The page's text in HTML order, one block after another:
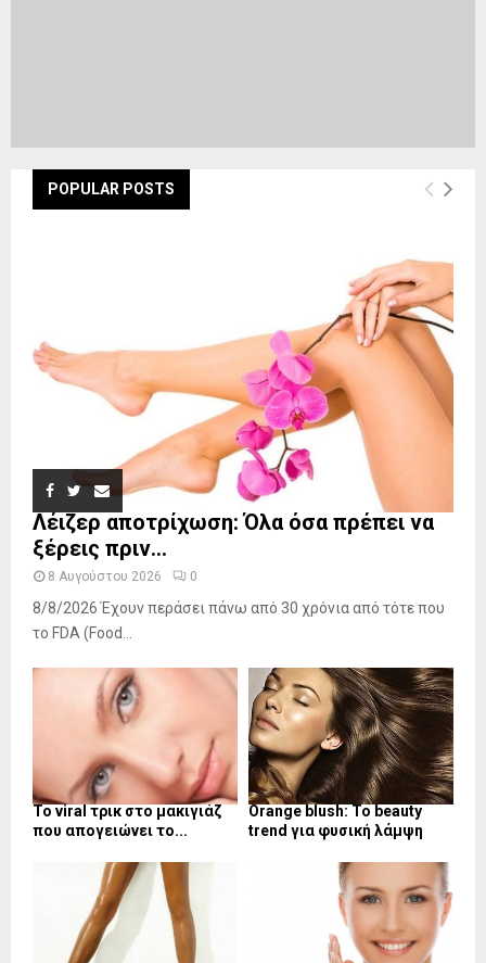
POPULAR POSTS
Λέιζερ αποτρίχωση: Όλα όσα πρέπει να
ξέρεις πριν...
8 Αυγούστου 2026 0
8/8/2026 Έχουν περάσει πάνω από 30 χρόνια από τότε που
το FDA (Food...
Το viral τρικ στο μακιγιάζ
που απογειώνει το...
Orange blush: Το beauty
trend για φυσική λάμψη